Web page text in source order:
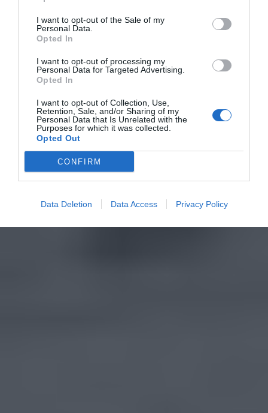
I want to opt-out of the Sale of my
Personal Data.
Opted In
I want to opt-out of processing my
Personal Data for Targeted Advertising.
Opted In
I want to opt-out of Collection, Use,
Retention, Sale, and/or Sharing of my
Personal Data that Is Unrelated with the
Purposes for which it was collected.
Opted Out
CONFIRM
Data Deletion Data Access Privacy Policy